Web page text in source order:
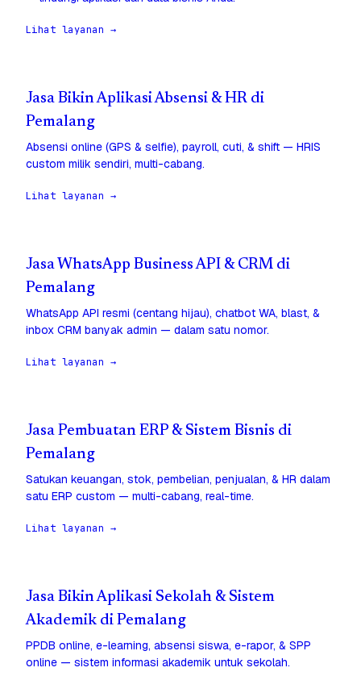
Lihat layanan →
Jasa Bikin Aplikasi Absensi & HR di
Pemalang
Absensi online (GPS & selfie), payroll, cuti, & shift — HRIS
custom milik sendiri, multi-cabang.
Lihat layanan →
Jasa WhatsApp Business API & CRM di
Pemalang
WhatsApp API resmi (centang hijau), chatbot WA, blast, &
inbox CRM banyak admin — dalam satu nomor.
Lihat layanan →
Jasa Pembuatan ERP & Sistem Bisnis di
Pemalang
Satukan keuangan, stok, pembelian, penjualan, & HR dalam
satu ERP custom — multi-cabang, real-time.
Lihat layanan →
Jasa Bikin Aplikasi Sekolah & Sistem
Akademik di Pemalang
PPDB online, e-learning, absensi siswa, e-rapor, & SPP
online — sistem informasi akademik untuk sekolah.